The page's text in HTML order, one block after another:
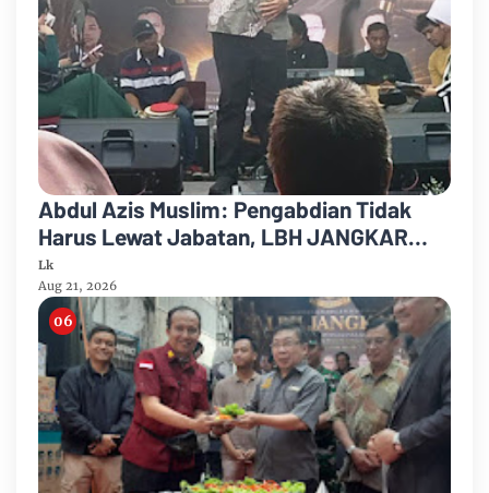
Abdul Azis Muslim: Pengabdian Tidak
Harus Lewat Jabatan, LBH JANGKAR
Jadi Jalan Mengabdi untuk Masyarakat
Lk
Aug 21, 2026